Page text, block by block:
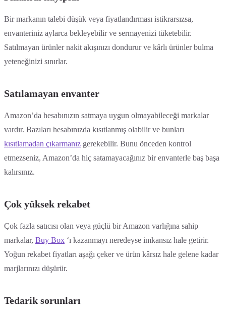
Bir markanın talebi düşük veya fiyatlandırması istikrarsızsa,
envanteriniz aylarca bekleyebilir ve sermayenizi tüketebilir.
Satılmayan ürünler nakit akışınızı dondurur ve kârlı ürünler bulma
yeteneğinizi sınırlar.
Satılamayan envanter
Amazon’da hesabınızın satmaya uygun olmayabileceği markalar
vardır. Bazıları hesabınızda kısıtlanmış olabilir ve bunları
kısıtlamadan çıkarmanız gerekebilir. Bunu önceden kontrol
etmezseniz, Amazon’da hiç satamayacağınız bir envanterle baş başa
kalırsınız.
Çok yüksek rekabet
Çok fazla satıcısı olan veya güçlü bir Amazon varlığına sahip
markalar, Buy Box ‘ı kazanmayı neredeyse imkansız hale getirir.
Yoğun rekabet fiyatları aşağı çeker ve ürün kârsız hale gelene kadar
marjlarınızı düşürür.
Tedarik sorunları